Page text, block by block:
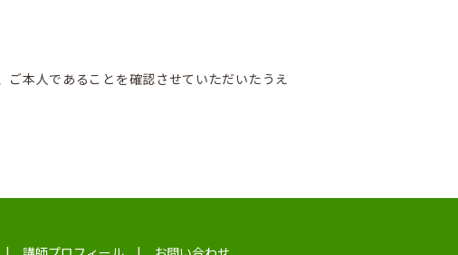
本人であることを確認させていただいたうえ